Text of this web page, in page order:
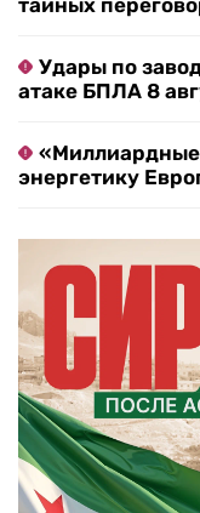
тайных
Удары по
атаке БПЛА 8
энергетику